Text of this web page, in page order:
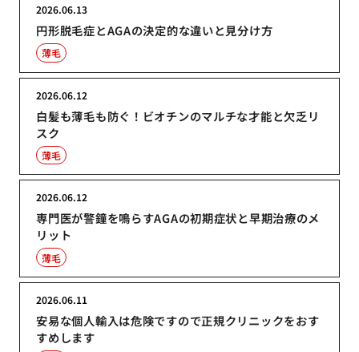
円形脱毛症とAGAの決定的な違いと見分け方
2026.06.13
薄毛
白髪も薄毛も防ぐ！ビオチンのマルチな才能と欠乏リ
スク
2026.06.12
薄毛
専門医が警鐘を鳴らすAGAの初期症状と早期治療のメ
リット
2026.06.12
薄毛
安易な個人輸入は危険ですので正規クリニックをおす
すめします
2026.06.11